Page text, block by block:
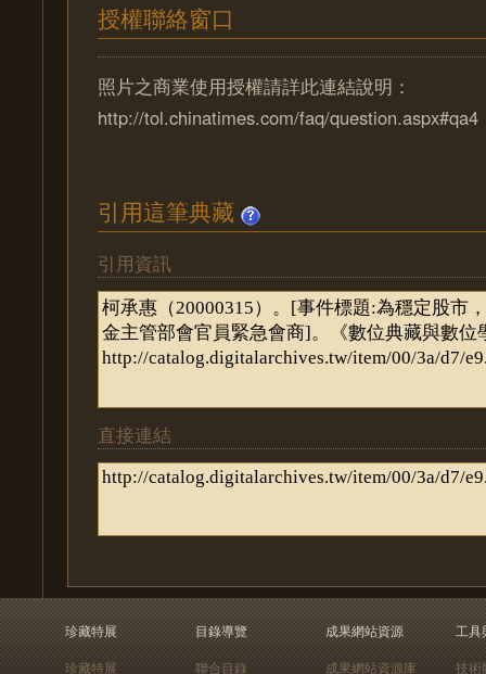
授權聯絡窗口
照片之商業使用授權請詳此連結說明：
http://tol.chinatimes.com/faq/question.aspx#qa4
引用這筆典藏
引用資訊
直接連結
珍藏特展
珍藏特展
目錄導覽
聯合目錄
成果網站資源
成果網站資源庫
工具
技術